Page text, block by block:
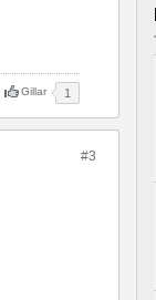
Gillar 1
#3